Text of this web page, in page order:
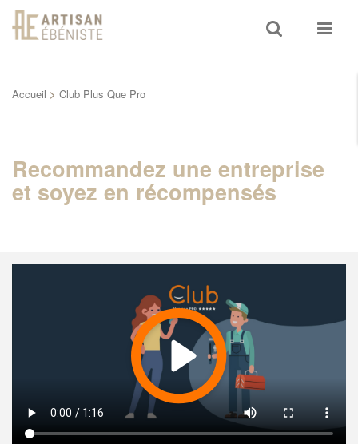
Toggle
search
Toggle
Accueil > Club Plus Que Pro
Recommandez une entreprise
et soyez en récompensés